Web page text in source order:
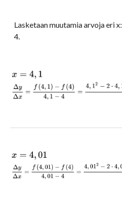
Lasketaan muutamia arvoja eri
4.